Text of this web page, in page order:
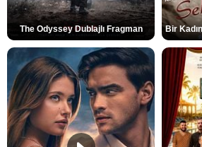
The Odyssey Dublajlı Fragman